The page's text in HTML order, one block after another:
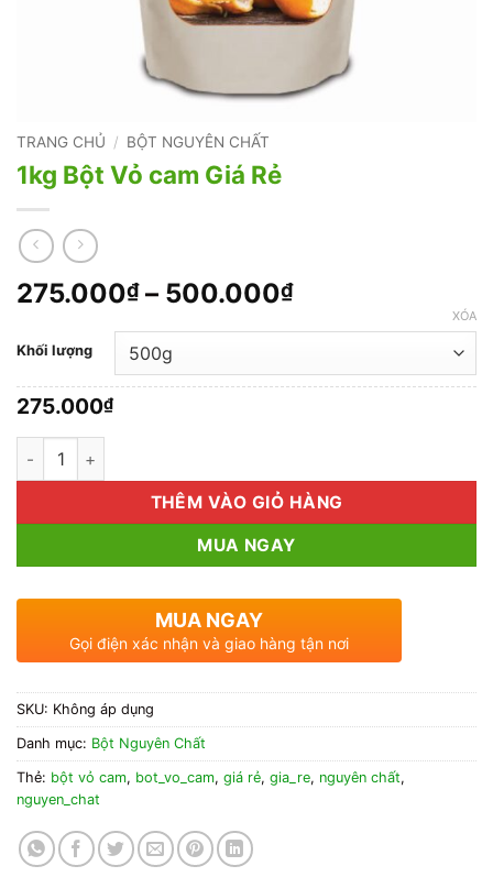
TRANG CHỦ / BỘT NGUYÊN CHẤT
1kg Bột Vỏ cam Giá Rẻ
275.000₫ – 500.000₫Khoảng
275.000₫
đến
Khối lượng
XÓA
275.000₫
1kg Bột Vỏ cam Giá Rẻ số lượng
THÊM VÀO GIỎ HÀNG
MUA NGAY
MUA NGAY
Gọi điện xác nhận và giao hàng tận nơi
SKU: Không áp dụng
Danh mục: Bột Nguyên Chất
Thẻ: bột vỏ cam, bot_vo_cam, giá rẻ, gia_re, nguyên chất,
nguyen_chat